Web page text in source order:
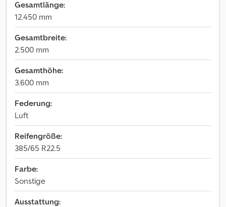
Gesamtlänge:
12.450 mm
Gesamtbreite:
2.500 mm
Gesamthöhe:
3.600 mm
Federung:
Luft
Reifengröße:
385/65 R22.5
Farbe:
Sonstige
Ausstattung: